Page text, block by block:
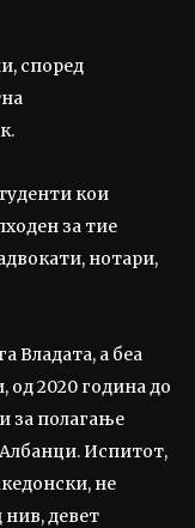
според
кои
за тие
нотари,
Владата, а беа
2020 година до
за полагање
Испитот,
не
нив, девет